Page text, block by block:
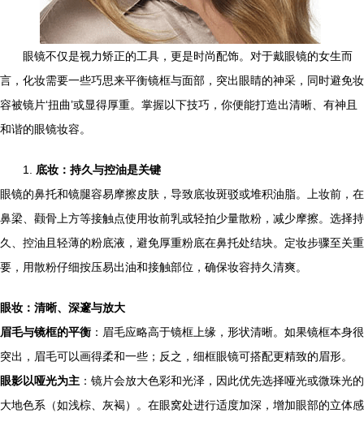
眼镜不仅是视力矫正的工具，更是时尚配饰。对于戴眼镜的女生而
言，化妆需要一些巧思来平衡镜框与面部，突出眼睛的神采，同时避免妆
容被镜片‘扭曲’或显得厚重。掌握以下技巧，你便能打造出清晰、有神且
和谐的眼镜妆容。
1. 底妆：持久与控油是关键
眼镜的鼻托和镜腿容易摩擦皮肤，导致底妆斑驳或堆积油脂。上妆前，在
鼻梁、颧骨上方等接触点使用妆前乳或轻拍少量散粉，减少摩擦。选择持
久、控油且轻薄的粉底液，避免厚重粉底在鼻托处结块。定妆步骤至关重
要，用散粉仔细按压易出油和接触部位，确保妆容持久清爽。
眼妆：清晰、深邃与放大
眉毛与镜框的平衡 ：眉毛应略高于镜框上缘，形状清晰。如果镜框本身很
突出，眉毛可以画得柔和一些；反之，细框眼镜可搭配更精致的眉形。
眼影以哑光为主 ：镜片会放大色彩和光泽，因此优先选择哑光或微珠光的
大地色系（如浅棕、灰褐）。在眼窝处进行适度加深，增加眼部的立体感